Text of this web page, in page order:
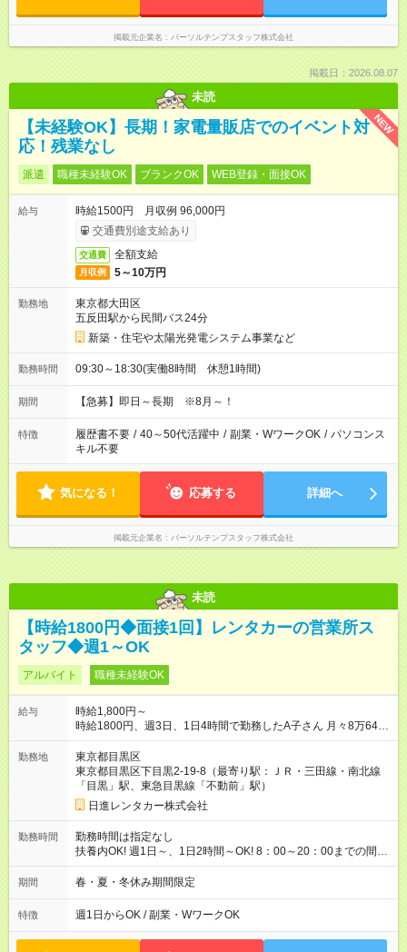
掲載元企業名 パーソルテンプスタッフ株式会社
掲載日：2026.08.07
未読
NEW
【未経験OK】長期！家電量販店でのイベント対
応！残業なし
派遣 職種未経験OK ブランクOK WEB登録・面接OK
給与
時給1500円 月収例 96,000円
交通費別途支給あり
交通費 全額支給
月収例 5～10万円
勤務地
東京都大田区
五反田駅から民間バス24分
新築・住宅や太陽光発電システム事業など
勤務時間 09:30～18:30(実働8時間 休憩1時間)
期間 【急募】即日～長期 ※8月～！
特徴 履歴書不要 / 40～50代活躍中 / 副業・WワークOK / パソコンス
キル不要
気になる！ 応募する 詳細へ
掲載元企業名 パーソルテンプスタッフ株式会社
未読
【時給1800円◆面接1回】レンタカーの営業所ス
タッフ◆週1～OK
アルバイト 職種未経験OK
給与
時給1,800円～
時給1800円、週3日、1日4時間で勤務したA子さん 月々8万6400
円収入（月4週換算で計算した目安金額です） 【試用期間】試用
期間なし
勤務地
東京都目黒区
東京都目黒区下目黒2-19-8（最寄り駅：ＪＲ・三田線・南北線
「目黒」駅、東急目黒線「不動前」駅）
日進レンタカー株式会社
勤務時間
勤務時間は指定なし
扶養内OK! 週1日～、1日2時間～OK! 8：00～20：00までの間
で、1～8時間 2か月限定、 1ヶ月、100時間まで
期間 春・夏・冬休み期間限定
特徴 週1日からOK / 副業・WワークOK